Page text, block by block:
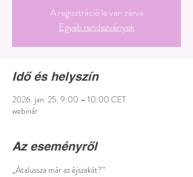
A regisztráció le van zárva
Egyéb rendezvények
Idő és helyszín
2026. jan. 25. 9:00 – 10:00 CET
webinár
Az eseményről
„Átalussza már az éjszakát?”